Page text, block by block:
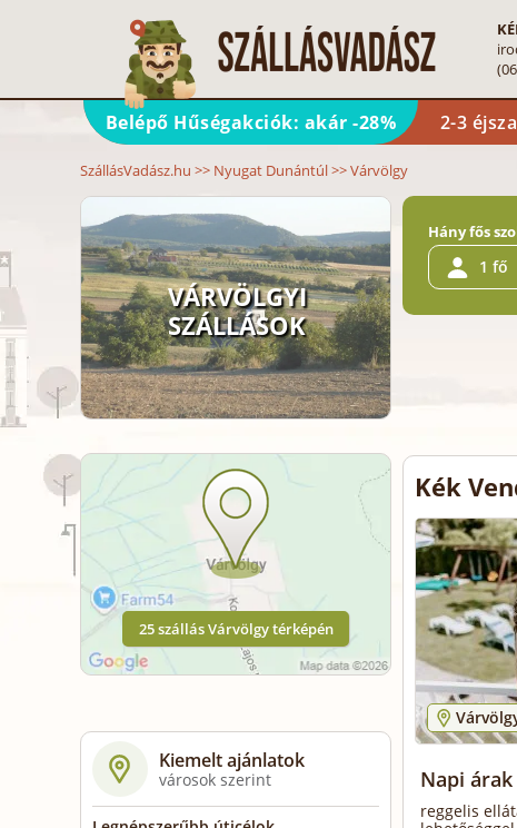
Belépő Hűségakciók: akár -28% 2-3
SzállásVadász.hu >> Nyugat Dunántúl>>Várvölgy
VÁRVÖLGYI
SZÁLLÁSOK
25 szállás Várvölgy térképén
Kiemelt ajánlatok
városok szerint
Hány fős
1 fő
Kék
Napi
reggelis